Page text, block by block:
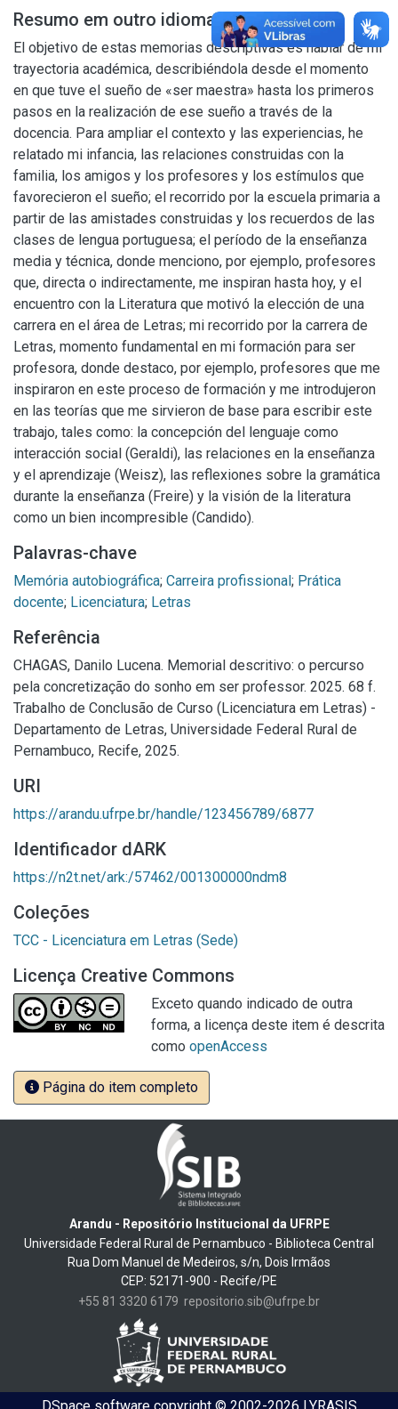
Resumo em outro idioma
El objetivo de estas memorias descriptivas es hablar de mi
trayectoria académica, describiéndola desde el momento
en que tuve el sueño de «ser maestra» hasta los primeros
pasos en la realización de ese sueño a través de la
docencia. Para ampliar el contexto y las experiencias, he
relatado mi infancia, las relaciones construidas con la
familia, los amigos y los profesores y los estímulos que
favorecieron el sueño; el recorrido por la escuela primaria a
partir de las amistades construidas y los recuerdos de las
clases de lengua portuguesa; el período de la enseñanza
media y técnica, donde menciono, por ejemplo, profesores
que, directa o indirectamente, me inspiran hasta hoy, y el
encuentro con la Literatura que motivó la elección de una
carrera en el área de Letras; mi recorrido por la carrera de
Letras, momento fundamental en mi formación para ser
profesora, donde destaco, por ejemplo, profesores que me
inspiraron en este proceso de formación y me introdujeron
en las teorías que me sirvieron de base para escribir este
trabajo, tales como: la concepción del lenguaje como
interacción social (Geraldi), las relaciones en la enseñanza
y el aprendizaje (Weisz), las reflexiones sobre la gramática
durante la enseñanza (Freire) y la visión de la literatura
como un bien incompresible (Candido).
Palavras-chave
Memória autobiográfica; Carreira profissional; Prática
docente; Licenciatura; Letras
Referência
CHAGAS, Danilo Lucena. Memorial descritivo: o percurso
pela concretização do sonho em ser professor. 2025. 68 f.
Trabalho de Conclusão de Curso (Licenciatura em Letras) -
Departamento de Letras, Universidade Federal Rural de
Pernambuco, Recife, 2025.
URI
https://arandu.ufrpe.br/handle/123456789/6877
Identificador dARK
https://n2t.net/ark:/57462/001300000ndm8
Coleções
TCC - Licenciatura em Letras (Sede)
Licença Creative Commons
Exceto quando indicado de outra
forma, a licença deste item é descrita
como openAccess
Página do item completo
Arandu - Repositório Institucional da UFRPE
Universidade Federal Rural de Pernambuco - Biblioteca Central
Rua Dom Manuel de Medeiros, s/n, Dois Irmãos
CEP: 52171-900 - Recife/PE
+55 81 3320 6179 repositorio.sib@ufrpe.br